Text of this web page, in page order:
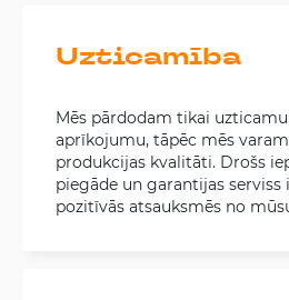
Uzticamība
Mēs pārdodam tikai
aprīkojumu, tāpēc mēs
produkcijas kvalitāti. Drošs
piegāde un garantijas
pozitīvās atsauksmēs no